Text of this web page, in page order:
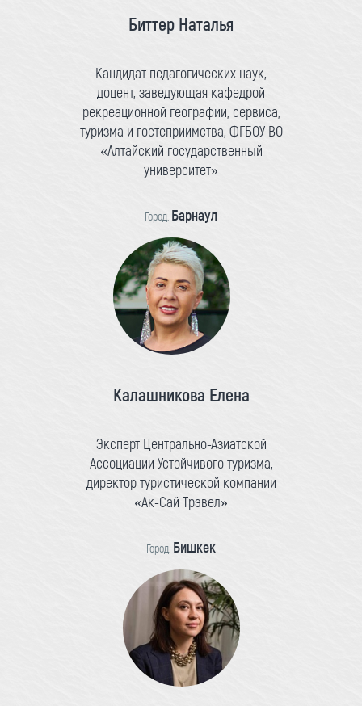
Биттер Наталья
Кандидат педагогических наук,
доцент, заведующая кафедрой
рекреационной географии, сервиса,
туризма и гостеприимства, ФГБОУ ВО
«Алтайский государственный
университет»
Город: Барнаул
Калашникова Елена
Эксперт Центрально-Азиатской
Ассоциации Устойчивого туризма,
директор туристической компании
«Ак-Сай Трэвел»
Город: Бишкек